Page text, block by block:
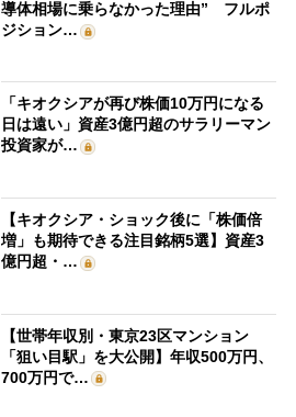
導体相場に乗らなかった理由” フルポ
ジション…
「キオクシアが再び株価10万円になる
日は遠い」資産3億円超のサラリーマン
投資家が…
【キオクシア・ショック後に「株価倍
増」も期待できる注目銘柄5選】資産3
億円超・…
【世帯年収別・東京23区マンション
「狙い目駅」を大公開】年収500万円、
700万円で…